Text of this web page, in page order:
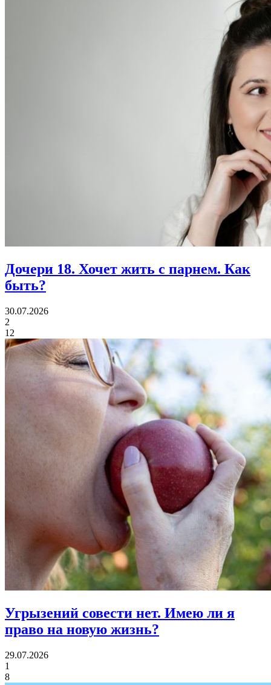
Дочери 18. Хочет жить с парнем. Как
быть?
30.07.2026
2
12
Угрызений совести нет. Имею ли я
право на новую жизнь?
29.07.2026
1
8